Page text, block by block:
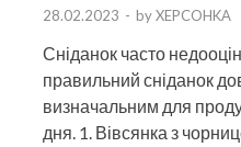
28.02.2023 - byXEPCOHKA
Сніданок часто
правильний сніданок
визначальним для
дня. 1. Вівсянка з